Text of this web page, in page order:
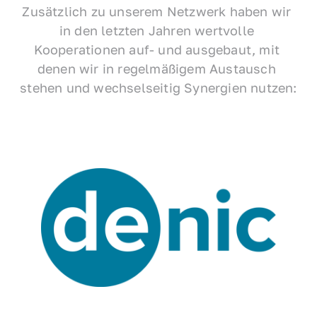
Zusätzlich zu unserem Netzwerk haben wir
in den letzten Jahren wertvolle
Kooperationen auf- und ausgebaut, mit
denen wir in regelmäßigem Austausch
stehen und wechselseitig Synergien nutzen: